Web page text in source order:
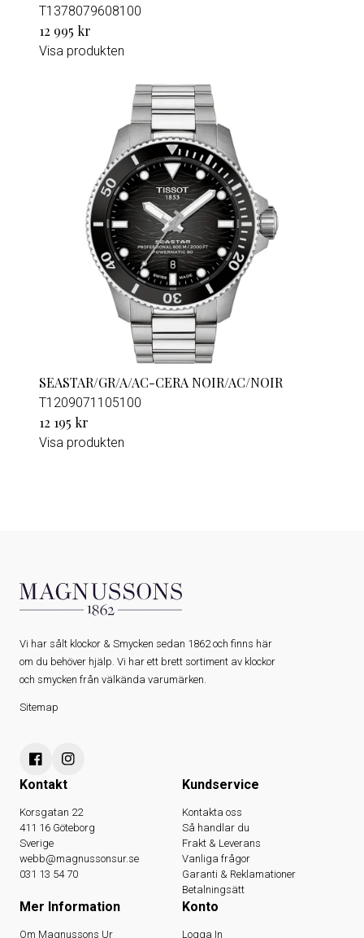
T1378079608100
12 995 kr
Visa produkten
SEASTAR/GR/A/AC-CERA NOIR/AC/NOIR
T1209071105100
12 195 kr
Visa produkten
Vi har sålt klockor & Smycken sedan 1862 och finns här
om du behöver hjälp. Vi har ett brett sortiment av klockor
och smycken från välkända varumärken.
Sitemap
Kontakt
Korsgatan 22
411 16 Göteborg
Sverige
webb@magnussonsur.se
031 13 54 70
Kundservice
Kontakta oss
Så handlar du
Frakt & Leverans
Vanliga frågor
Garanti & Reklamationer
Betalningsätt
Mer Information
Om Magnussons Ur
Konto
Logga In